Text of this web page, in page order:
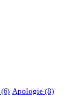
(6) Apologie (8)